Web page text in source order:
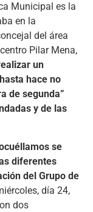
Municipal es la
en la
del área
Pilar Mena,
un
hace no
de segunda”
y de las
se
diferentes
del Grupo de
día 24,
dos